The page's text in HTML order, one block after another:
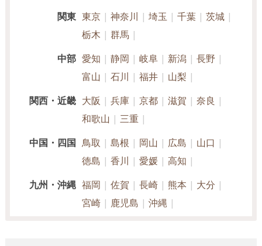
関東 東京 神奈川 埼玉 千葉
茨城
栃木
群馬
中部 愛知 静岡 岐阜 新潟
長野
富山
石川 福井
山梨
関西・近畿 大阪 兵庫 京都 滋賀
奈良
和歌山
三重
中国・四国 鳥取 島根 岡山 広島
山口
徳島
香川 愛媛
高知
九州・沖縄 福岡 佐賀 長崎 熊本
大分
宮崎
鹿児島 沖縄